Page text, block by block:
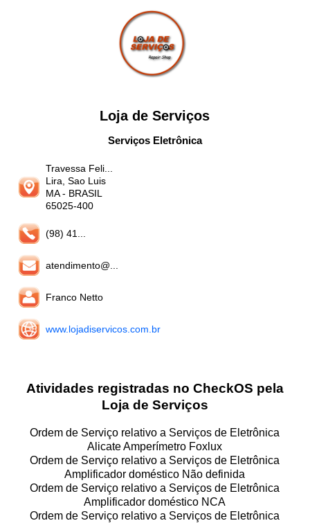
Loja de Serviços
Serviços Eletrônica
Travessa Feli...
Lira, Sao Luis
MA- BRASIL
65025-400
(98) 41...
atendimento@...
Franco Netto
www.lojadiservicos.com.br
Atividades registradas no CheckOS pela
Loja de Serviços
Ordem de Serviço relativo a Serviços de Eletrônica
Alicate Amperímetro Foxlux
Ordem de Serviço relativo a Serviços de Eletrônica
Amplificador doméstico Não definida
Ordem de Serviço relativo a Serviços de Eletrônica
Amplificador doméstico NCA
Ordem de Serviço relativo a Serviços de Eletrônica